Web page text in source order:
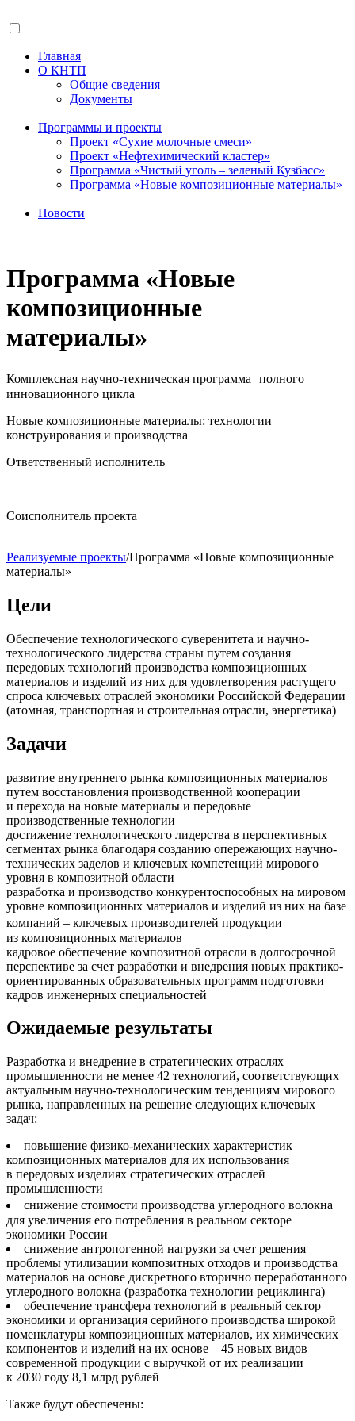
Главная
О КНТП
Общие сведения
Документы
Программы и проекты
Проект «Сухие молочные смеси»
Проект «Нефтехимический кластер»
Программа «Чистый уголь – зеленый Кузбасс»
Программа «Новые композиционные материалы»
Новости
Программа «Новые
композиционные
материалы»
Комплексная научно-техническая программа полного
инновационного цикла
Новые композиционные материалы: технологии
конструирования и производства
Ответственный исполнитель
Соисполнитель проекта
Реализуемые проекты/Программа «Новые композиционные
материалы»
Цели
Обеспечение технологического суверенитета и научно-
технологического лидерства страны путем создания
передовых технологий производства композиционных
материалов и изделий из них для удовлетворения растущего
спроса ключевых отраслей экономики Российской Федерации
(атомная, транспортная и строительная отрасли, энергетика)
Задачи
развитие внутреннего рынка композиционных материалов
путем восстановления производственной кооперации
и перехода на новые материалы и передовые
производственные технологии
достижение технологического лидерства в перспективных
сегментах рынка благодаря созданию опережающих научно-
технических заделов и ключевых компетенций мирового
уровня в композитной области
разработка и производство конкурентоспособных на мировом
уровне композиционных материалов и изделий из них на базе
компаний – ключевых производителей продукции
из композиционных материалов
кадровое обеспечение композитной отрасли в долгосрочной
перспективе за счет разработки и внедрения новых практико-
ориентированных образовательных программ подготовки
кадров инженерных специальностей
Ожидаемые результаты
Разработка и внедрение в стратегических отраслях
промышленности не менее 42 технологий, соответствующих
актуальным научно-технологическим тенденциям мирового
рынка, направленных на решение следующих ключевых
задач:
повышение физико-механических характеристик
композиционных материалов для их использования
в передовых изделиях стратегических отраслей
промышленности
снижение стоимости производства углеродного волокна
для увеличения его потребления в реальном секторе
экономики России
снижение антропогенной нагрузки за счет решения
проблемы утилизации композитных отходов и производства
материалов на основе дискретного вторично переработанного
углеродного волокна (разработка технологии рециклинга)
обеспечение трансфера технологий в реальный сектор
экономики и организация серийного производства широкой
номенклатуры композиционных материалов, их химических
компонентов и изделий на их основе – 45 новых видов
современной продукции с выручкой от их реализации
к 2030 году 8,1 млрд рублей
Также будут обеспечены: